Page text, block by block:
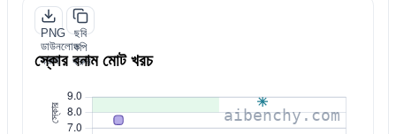
PNG
ডাউনলোড
করুন
ছবি
কপি
করুন
স্কোর বনাম মোট খরচ